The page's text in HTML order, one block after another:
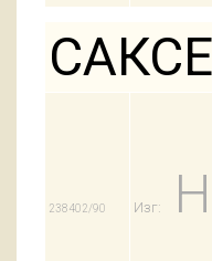
238402/90 Изг: